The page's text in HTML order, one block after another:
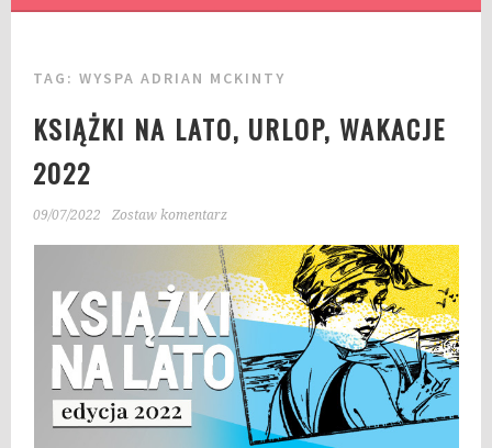
TAG:WYSPA ADRIAN MCKINTY
KSIĄŻKI NA LATO, URLOP, WAKACJE
2022
09/07/2022 Zostaw komentarz